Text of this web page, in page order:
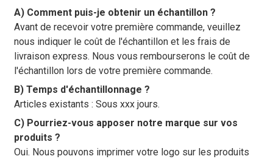
A) Comment puis-je obtenir un échantillon ?
Avant de recevoir votre première commande, veuillez
nous indiquer le coût de l'échantillon et les frais de
livraison express. Nous vous rembourserons le coût de
l'échantillon lors de votre première commande.
B) Temps d'échantillonnage ?
Articles existants : Sous xxx jours.
C) Pourriez-vous apposer notre marque sur vos
produits ?
Oui. Nous pouvons imprimer votre logo sur les produits